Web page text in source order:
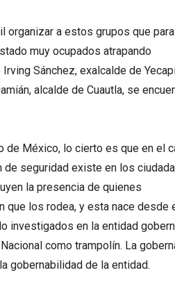
organizar a estos grupos que
muy ocupados atrapando
Sánchez, exalcalde de
alcalde de Cuautla, se
de México, lo cierto es que en el
de seguridad existe en los
la presencia de quienes
que los rodea, y esta nace desde
investigados en la entidad
como trampolín. La
gobernabilidad de la entidad.